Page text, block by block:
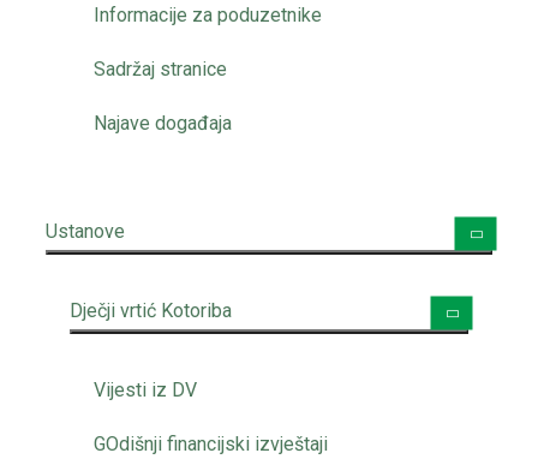
Informacije za poduzetnike
Sadržaj stranice
Najave događaja
Ustanove
Dječji vrtić Kotoriba
Vijesti iz DV
GOdišnji financijski izvještaji